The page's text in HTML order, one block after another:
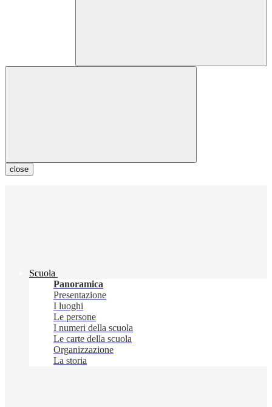
close
Scuola
Panoramica
Presentazione
I luoghi
Le persone
I numeri della scuola
Le carte della scuola
Organizzazione
La storia